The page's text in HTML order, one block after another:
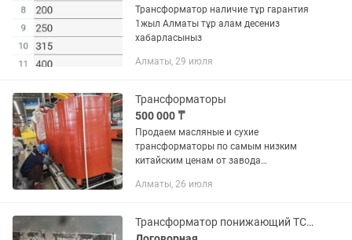
Трансформатор наличие тұр гарантия
1жыл Алматы тұр алам десениз
хабарласыныз
Алматы, 29 июля
Трансформаторы
500 000 ₸
Продаем масляные и сухие
трансформаторы по самым низким
китайским ценам от завода
наличии на складе в г. Алматы. Мы
представительством...
Алматы, 26 июля
Трансформатор понижающий ТСЗИ